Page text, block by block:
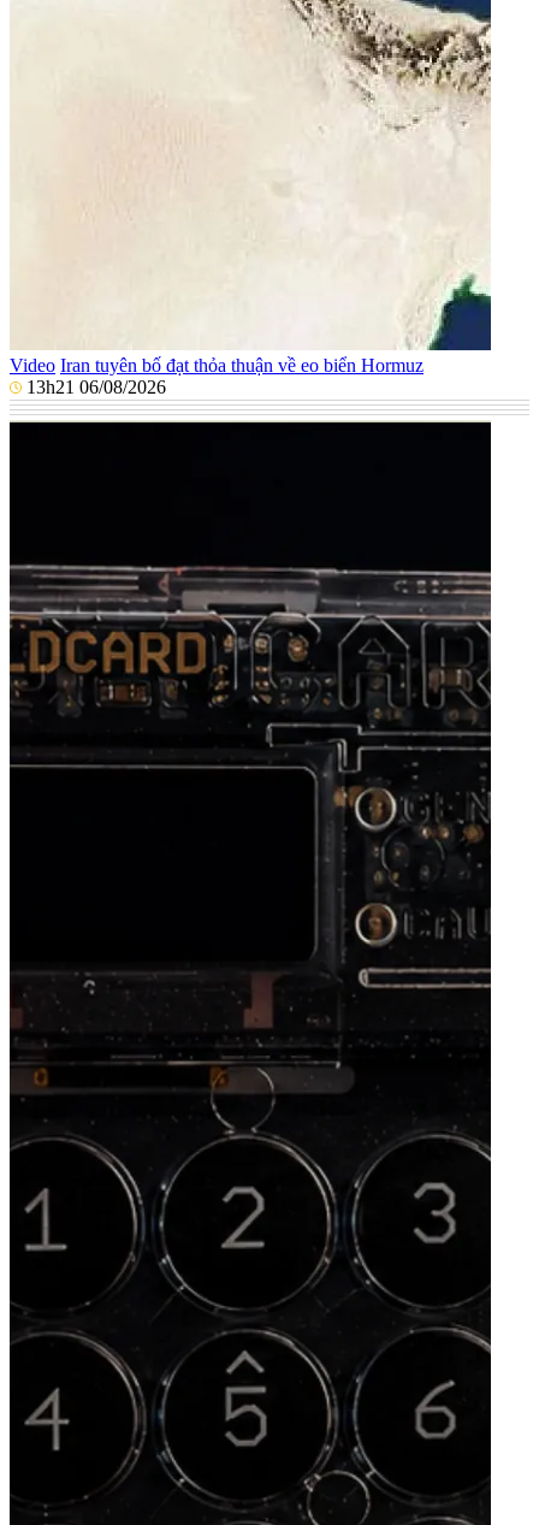
Video Iran tuyên bố đạt thỏa thuận về eo biển Hormuz
13h21 06/08/2026